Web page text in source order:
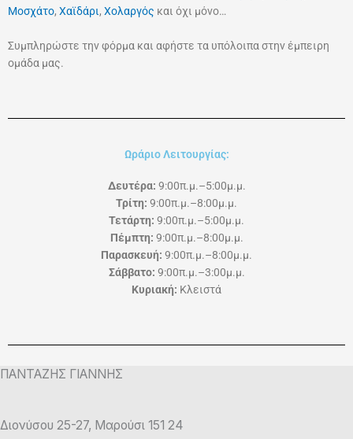
Μοσχάτο, Χαϊδάρι, Χολαργός και όχι μόνο…
Συμπληρώστε την φόρμα και αφήστε τα υπόλοιπα στην έμπειρη
ομάδα μας.
Ωράριο Λειτουργίας:
Δευτέρα: 9:00π.μ.–5:00μ.μ.
Τρίτη: 9:00π.μ.–8:00μ.μ.
Τετάρτη: 9:00π.μ.–5:00μ.μ.
Πέμπτη: 9:00π.μ.–8:00μ.μ.
Παρασκευή: 9:00π.μ.–8:00μ.μ.
Σάββατο: 9:00π.μ.–3:00μ.μ.
Κυριακή: Κλειστά
ΠΑΝΤΑΖΗΣ ΓΙΑΝΝΗΣ
Διονύσου 25-27, Μαρούσι 151 24